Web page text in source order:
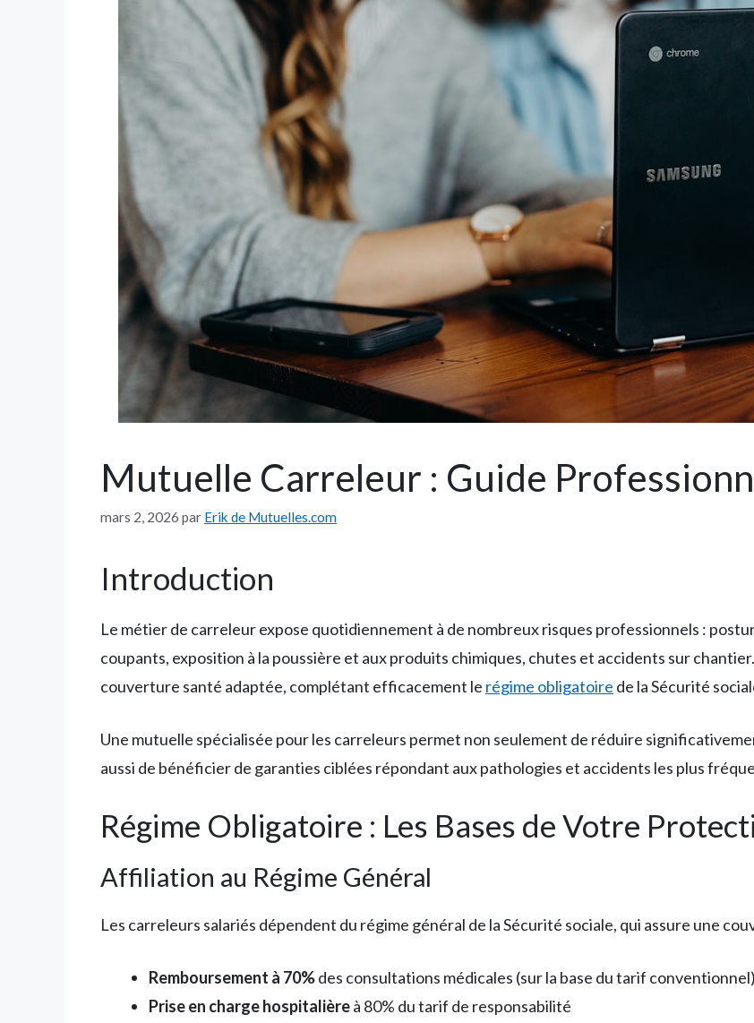
Mutuelle Carreleur : Guide
mars 2, 2026 par Erik de Mutuelles.com
Introduction
Le métier de carreleur expose quotidiennement à de nombreux risques professionnels :
coupants, exposition à la poussière et aux produits chimiques, chutes et accidents sur
couverture santé adaptée, complétant efficacement le régime obligatoire de la Sécurité
Une mutuelle spécialisée pour les carreleurs permet non seulement de réduire
aussi de bénéficier de garanties ciblées répondant aux pathologies et accidents les plus
Régime Obligatoire : Les Bases de Votre
Affiliation au Régime Général
Les carreleurs salariés dépendent du régime général de la Sécurité sociale, qui assure une
Remboursement à 70%des consultations médicales (sur la base du tarif conventionnel)
Prise en charge hospitalièreà 80% du tarif de responsabilité